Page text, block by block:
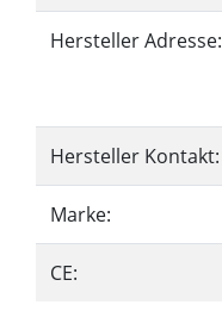
Hersteller Adresse:
Hersteller Kontakt:
Marke:
CE: